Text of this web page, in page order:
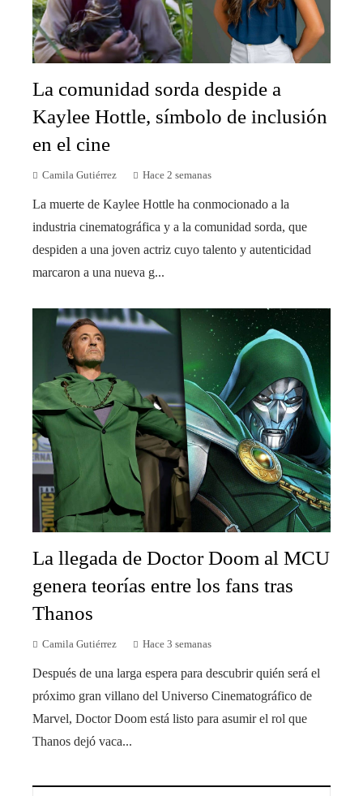
La comunidad sorda despide a
Kaylee Hottle, símbolo de inclusión
en el cine
Camila Gutiérrez Hace 2 semanas
La muerte de Kaylee Hottle ha conmocionado a la
industria cinematográfica y a la comunidad sorda, que
despiden a una joven actriz cuyo talento y autenticidad
marcaron a una nueva g...
La llegada de Doctor Doom al MCU
genera teorías entre los fans tras
Thanos
Camila Gutiérrez Hace 3 semanas
Después de una larga espera para descubrir quién será el
próximo gran villano del Universo Cinematográfico de
Marvel, Doctor Doom está listo para asumir el rol que
Thanos dejó vaca...